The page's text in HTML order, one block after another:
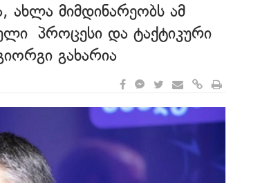
ახლა მიმდინარეობს ამ
პროცესი და ტაქტიკური
გახარია